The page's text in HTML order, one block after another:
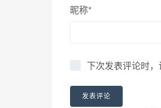
昵称*
下次发表评论时